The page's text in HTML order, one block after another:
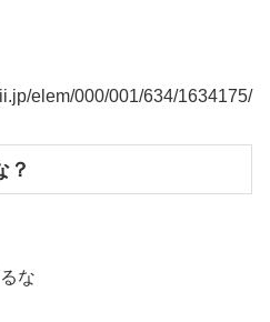
elem/000/001/634/1634175/
？
な